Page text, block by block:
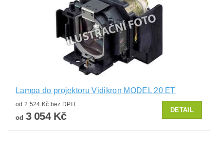
Lampa do projektoru Vidikron MODEL 20 ET
od 2 524 Kč bez DPH
od 3 054 Kč
DETAIL